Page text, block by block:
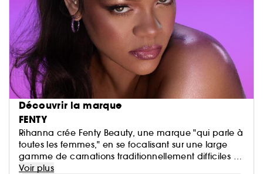
Découvrir la marque
FENTY
Rihanna crée Fenty Beauty, une marque "qui parle à
toutes les femmes," en se focalisant sur une large
gamme de carnations traditionnellement difficiles à
maquiller, identifiant des teintes universelles...
Voir plus